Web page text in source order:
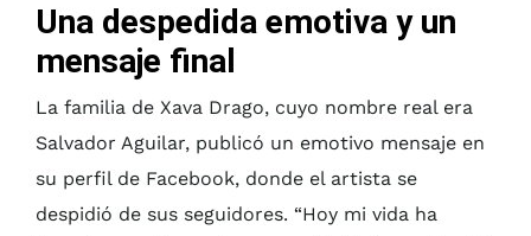
Una despedida emotiva y un
mensaje final
La familia de Xava Drago, cuyo nombre real era
Salvador Aguilar, publicó un emotivo mensaje en
su perfil de Facebook, donde el artista se
despidió de sus seguidores. “Hoy mi vida ha